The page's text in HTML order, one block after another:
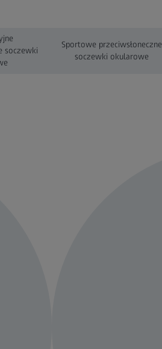
soczewki
Sportowe przeciwsłoneczne
soczewki okularowe